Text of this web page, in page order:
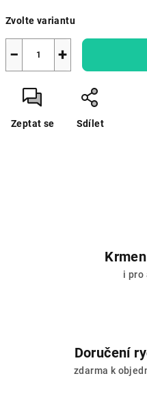
cena:
Zvolte variantu
+
−
Zeptat se Sdílet
i pro
Doručení
zdarma k